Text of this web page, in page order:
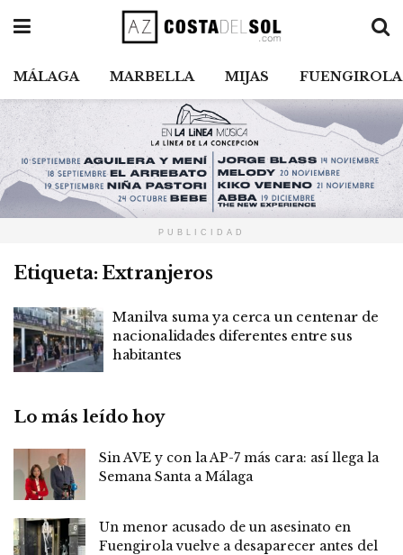
MÁLAGA MARBELLA MIJAS FUENGIROLA
PUBLICIDAD
Etiqueta: Extranjeros
Manilva suma ya cerca un centenar de
nacionalidades diferentes entre sus
habitantes
Lo más leído hoy
Sin AVE y con la AP-7 más cara: así llega la
Semana Santa a Málaga
Un menor acusado de un asesinato en
Fuengirola vuelve a desaparecer antes del